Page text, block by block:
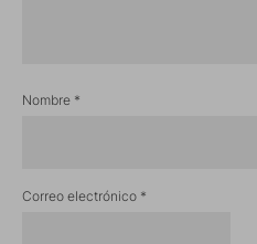
Nombre *
Correo electrónico *